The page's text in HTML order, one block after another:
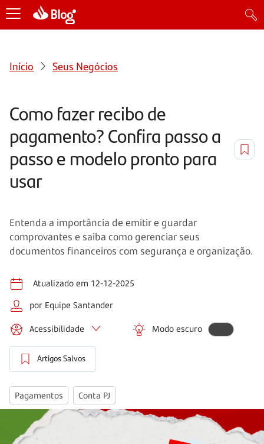
Início Seus Negócios
Como fazer recibo de
pagamento? Confira passo a
passo e modelo pronto para
usar
Entenda a importância de emitir e guardar
comprovantes e saiba como gerenciar seus
documentos financeiros com segurança e organização.
Atualizado em 12-12-2025
por Equipe Santander
Acessibilidade Modo escuro
Artigos Salvos
Pagamentos Conta PJ